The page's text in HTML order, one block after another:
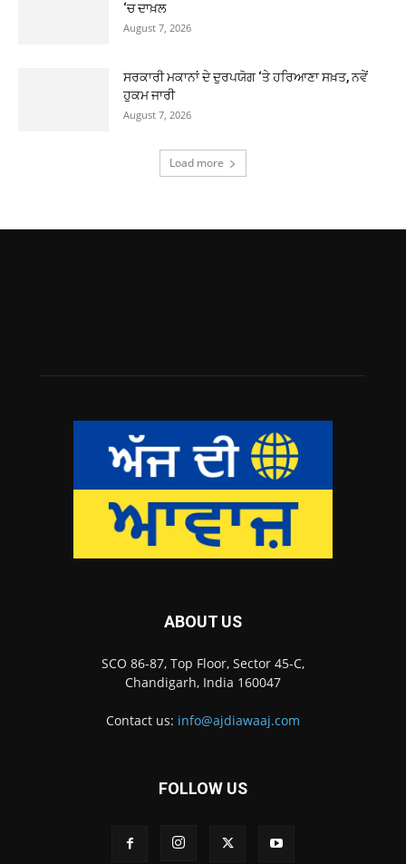
‘ਚ ਦਾਖ਼ਲ
August 7, 2026
ਸਰਕਾਰੀ ਮਕਾਨਾਂ ਦੇ ਦੁਰਪਯੋਗ ‘ਤੇ ਹਰਿਆਣਾ ਸਖ਼ਤ, ਨਵੇਂ
ਹੁਕਮ ਜਾਰੀ
August 7, 2026
Load more
ABOUT US
SCO 86-87, Top Floor, Sector 45-C,
Chandigarh, India 160047
Contact us: info@ajdiawaaj.com
FOLLOW US